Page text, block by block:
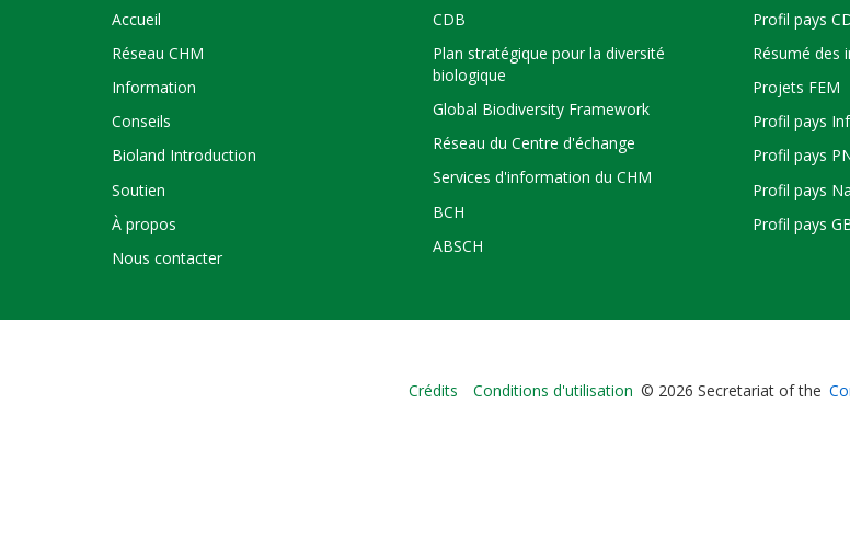
Accueil
Réseau CHM
Information
Conseils
Bioland Introduction
Soutien
À propos
Nous contacter
CDB
Plan stratégique pour la diversité
biologique
Global Biodiversity Framework
Réseau du Centre d'échange
Services d'information du CHM
BCH
ABSCH
Profil pays
Résumé des
Projets FEM
Profil pays
Profil pays
Profil pays
Profil pays
Bioland
Crédits Conditions d'utilisation © 2026 Secretariat of the